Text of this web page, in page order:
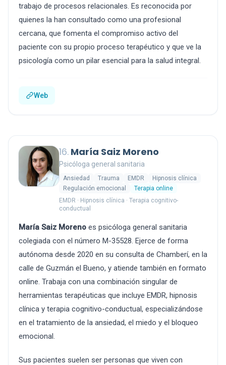
trabajo de procesos relacionales. Es reconocida por
quienes la han consultado como una profesional
cercana, que fomenta el compromiso activo del
paciente con su propio proceso terapéutico y que ve la
psicología como un pilar esencial para la salud integral.
Web
16. María Saiz Moreno
Psicóloga general sanitaria
Ansiedad Trauma EMDR
Hipnosis clínica
Regulación emocional
Terapia online
EMDR · Hipnosis clínica · Terapia cognitivo-
conductual
María Saiz Moreno es psicóloga general sanitaria
colegiada con el número M-35528. Ejerce de forma
autónoma desde 2020 en su consulta de Chamberí, en la
calle de Guzmán el Bueno, y atiende también en formato
online. Trabaja con una combinación singular de
herramientas terapéuticas que incluye EMDR, hipnosis
clínica y terapia cognitivo-conductual, especializándose
en el tratamiento de la ansiedad, el miedo y el bloqueo
emocional.
Sus pacientes suelen ser personas que viven con